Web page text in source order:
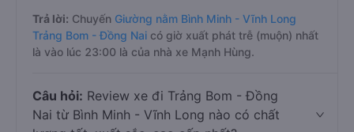
Trả lời: Chuyến Giường nằm Bình Minh - Vĩnh Long
Trảng Bom - Đồng Nai có giờ xuất phát trễ (muộn) nhất
là vào lúc 23:00 là của nhà xe Mạnh Hùng.
Câu hỏi: Review xe đi Trảng Bom - Đồng
Nai từ Bình Minh - Vĩnh Long nào có chất